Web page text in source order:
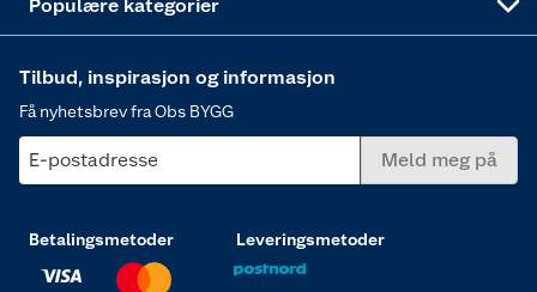
Populære kategorier
Tilbud, inspirasjon og informasjon
Få nyhetsbrev fra Obs BYGG
E-postadresse Meld meg på
Betalingsmetoder Leveringsmetoder